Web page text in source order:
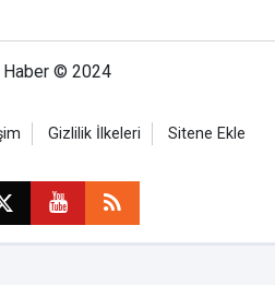
Haber © 2024
Gizlilik İlkeleri Sitene Ekle